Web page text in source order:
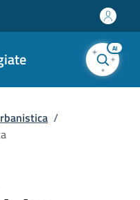
AI
/